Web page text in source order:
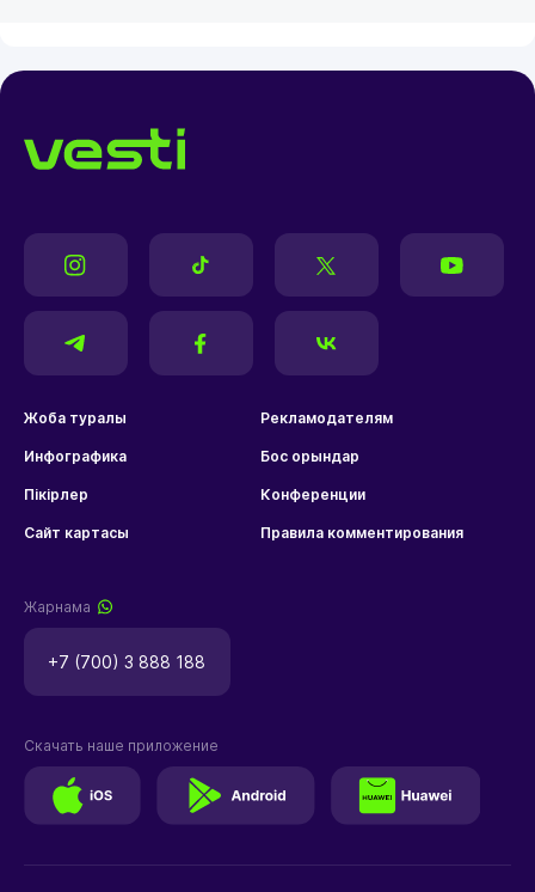
Жоба туралы Рекламодателям
Инфографика Бос орындар
Пікірлер Конференции
Сайт картасы Правила комментирования
Жарнама
+7 (700) 3 888 188
Скачать наше приложение